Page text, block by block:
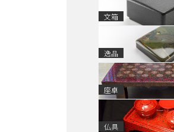
文箱
逸品
座卓
仏具